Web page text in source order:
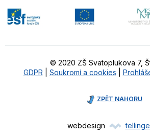
© 2020 ZŠ Svatoplukova 7,
GDPR| Soukromí a cookies
ZPĚT NAHORU
webdesign